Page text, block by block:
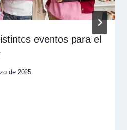
eventos para el
de 2025